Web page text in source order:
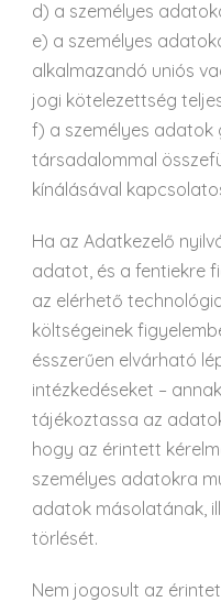
d) a személyes
e) a személyes
alkalmazandó uniós
jogi kötelezettség
f) a személyes adatok
társadalommal
kínálásával
Ha az Adatkezelő
adatot, és a fentiekre
az elérhető
költségeinek
ésszerűen elvárható
intézkedéseket –
tájékoztassa az
hogy az érintett
személyes adatokra
adatok másolatának,
törlését.
Nem jogosult az